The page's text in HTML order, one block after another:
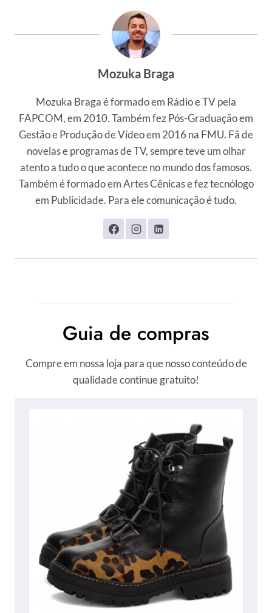
Mozuka Braga
Mozuka Braga é formado em Rádio e TV pela
FAPCOM, em 2010. Também fez Pós-Graduação em
Gestão e Produção de Vídeo em 2016 na FMU. Fã de
novelas e programas de TV, sempre teve um olhar
atento a tudo o que acontece no mundo dos famosos.
Também é formado em Artes Cênicas e fez tecnólogo
em Publicidade. Para ele comunicação é tudo.
Guia de compras
Compre em nossa loja para que nosso conteúdo de
qualidade continue gratuito!